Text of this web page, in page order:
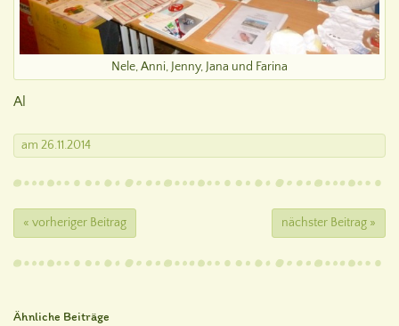
Nele, Anni, Jenny, Jana und Farina
Al
am 26.11.2014
« vorheriger Beitrag nächster Beitrag »
Ähnliche Beiträge